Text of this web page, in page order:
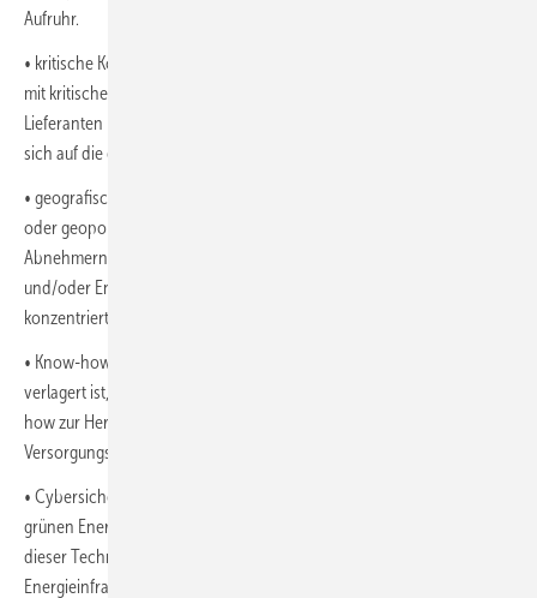
Aufruhr.
• kritische Komponenten: Die Versorgung grüner Energietechnologien
mit kritischen Teilen, die nur von einer begrenzten Anzahl von
Lieferanten bezogen werden können, muss Störungen vermeiden, die
sich auf die gesamte Lieferkette auswirken würden.
• geografische Konzentration: Betriebsstörungen im Herstellerland
oder geopolitische Spannungen zwischen Herstellern und
Abnehmern stellen ein Risiko dar, wenn die Fertigung von Zwischen-
und/oder Endprodukten grüner Technologien auf wenige Länder
konzentriert ist.
• Know-how: Falls die Produktion grüner Energietechnik ins Ausland
verlagert ist, müssen Abnehmer dem potenziellen Verlust von Know-
how zur Herstellung dieser Technik entgegenwirken, um
Versorgungsunterbrechungen bewältigen zu können.
• Cybersicherheit: Obwohl Cybersicherheitsprobleme nicht nur bei
grünen Energietechnologien auftreten, hat die schnelle Entwicklung
dieser Technologien und die Vernetzung der neuen
Energieinfrastruktur die Cybersicherheit zu einem Hauptrisiko